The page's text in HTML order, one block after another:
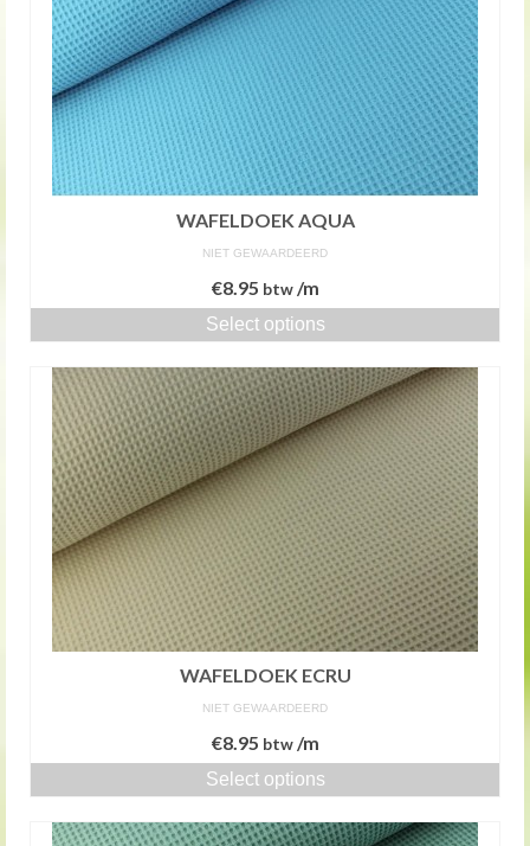
WAFELDOEK AQUA
NIET GEWAARDEERD
€8.95 btw/m
Select options
WAFELDOEK ECRU
NIET GEWAARDEERD
€8.95 btw/m
Select options